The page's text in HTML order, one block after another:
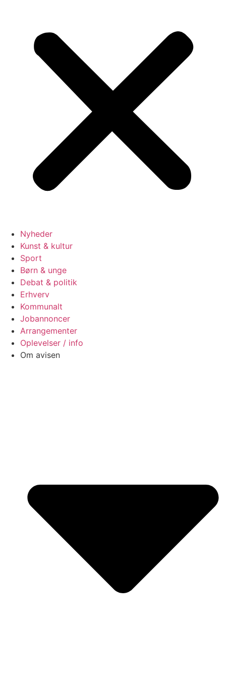
Nyheder
Kunst & kultur
Sport
Børn & unge
Debat & politik
Erhverv
Kommunalt
Jobannoncer
Arrangementer
Oplevelser / info
Om avisen